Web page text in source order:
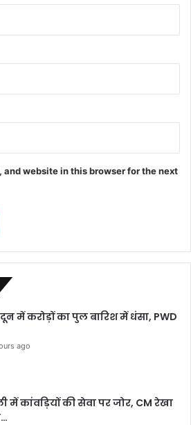
and website in this browser for the next
में करोड़ों का पुल बारिश में धंसा, PWD
ago
में कांवड़ियों की सेवा पर जोर, CM रेखा